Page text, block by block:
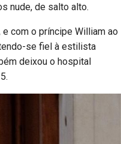
nude, de salto alto.
e com o príncipe William ao
se fiel à estilista
deixou o hospital